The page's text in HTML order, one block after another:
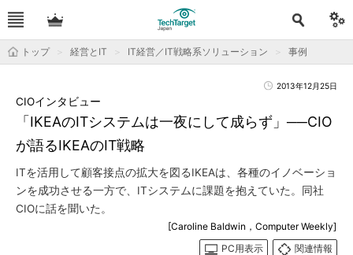
トップ 経営とIT IT経営／IT戦略系ソリューション 事例
2013年12月25日
「IKEAのITシステムは一夜にして成らず」──CIO
が語るIKEAのIT戦略
CIOインタビュー
ITを活用して顧客接点の拡大を図るIKEAは、各種のイノベーショ
ンを成功させる一方で、ITシステムに課題を抱えていた。同社
CIOに話を聞いた。
[Caroline Baldwin，Computer Weekly]
PC用表示
関連情報